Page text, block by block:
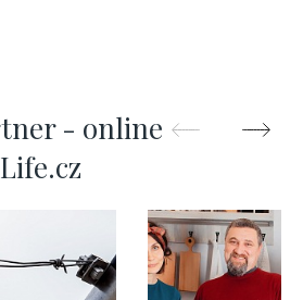
- online